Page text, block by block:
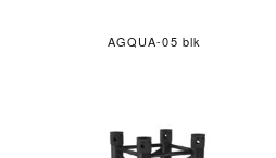
AGQUA-05 blk